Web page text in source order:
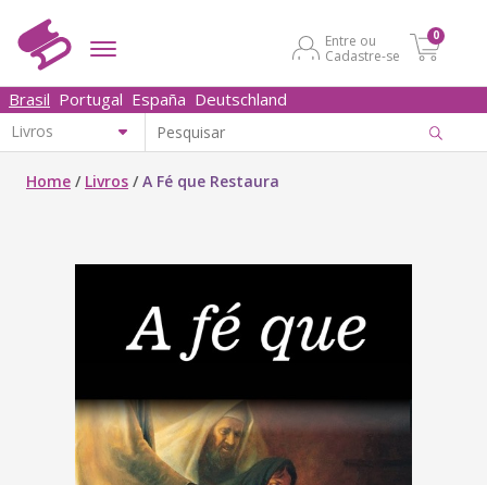
Entre ou
Cadastre-se
0
Brasil Portugal España Deutschland
Home / Livros /A Fé que Restaura